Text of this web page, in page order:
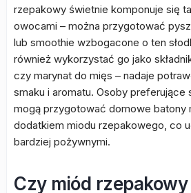
rzepakowy świetnie komponuje się
owocami – można przygotować
lub smoothie wzbogacone o ten
również wykorzystać go jako
czy marynat do mięs – nadaje
smaku i aromatu. Osoby preferujące
mogą przygotować domowe batony
dodatkiem miodu rzepakowego, co
bardziej pożywnymi.
Czy miód